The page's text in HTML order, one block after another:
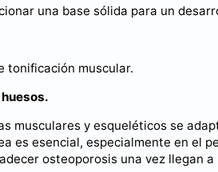
una base sólida para un
tonificación muscular.
musculares y esqueléticos se
es esencial, especialmente en el
osteoporosis una vez llegan a